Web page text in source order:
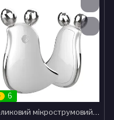
6
Роликовий мікрострумовий масажер для обличчя та тіла + EMS-стимулятор для підтягування шкіри обличчя й схуднення BP-1936